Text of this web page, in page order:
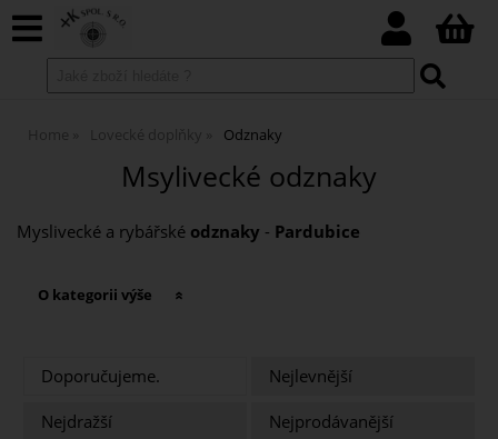
Home Lovecké doplňky Odznaky
Msylivecké odznaky
Myslivecké a rybářské odznaky - Pardubice
O kategorii výše
Doporučujeme.
Nejlevnější
Nejdražší
Nejprodávanější